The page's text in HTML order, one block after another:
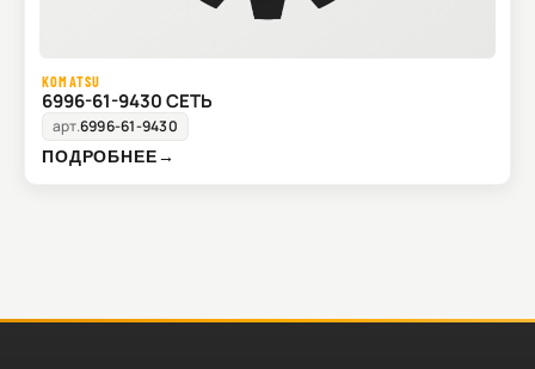
KOMATSU
6996-61-9430 СЕТЬ
арт.6996-61-9430
ПОДРОБНЕЕ→